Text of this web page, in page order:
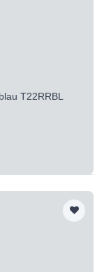
T22RRBL